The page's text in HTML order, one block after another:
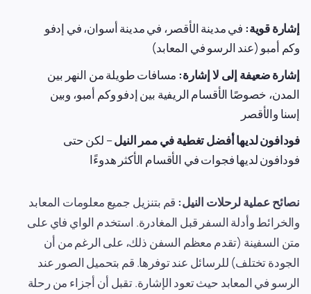
إشارة قوية: في مدينة الأقصر، في مدينة أسوان، في إدفو
وكم أمبو (عند الرسو في المعابد)
إشارة ضعيفة إلى لا إشارة: مسافات طويلة من النهر بين
المدن، خصوصًا الأقسام الريفية بين إدفو وكم أمبو، وبين
إسنا والأقصر
فودافون لديها أفضل تغطية في ممر النيل– لكن حتى
فودافون لديها فجوات في الأقسام الأكثر هدوءًا
نصائح عملية لرحلات النيل: قم بتنزيل جميع معلومات المعابد
والخرائط وأدلة السفر قبل المغادرة. استخدم الواي فاي على
متن السفينة (تقدم معظم السفن ذلك، على الرغم من أن
الجودة تختلف) للرسائل عند توفرها. قم بتحميل الصور عند
الرسو في المعابد حيث تعود الإشارة. تقبل أن أجزاء من رحلة